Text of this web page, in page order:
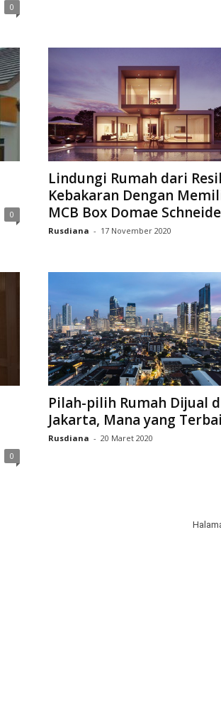
0
0
Lindungi Rumah dari
Kebakaran Dengan
MCB Box Domae
Rusdiana - 17 November 2020
0
Pilah-pilih Rumah Dijual
Jakarta, Mana yang
Rusdiana - 20 Maret 2020